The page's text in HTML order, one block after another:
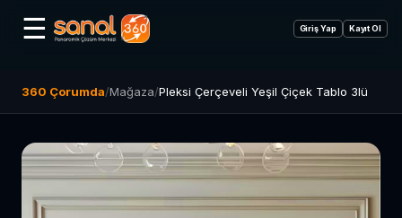
☰ Giriş Yap Kayıt Ol
360 Çorumda/Mağaza/Pleksi Çerçeveli Yeşil Çiçek Tablo 3lü